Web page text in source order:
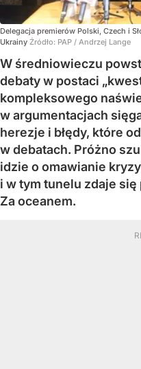
Delegacja premierów Polski, Czech i
Ukrainy Źródło: PAP / Andrzej Lange
W średniowieczu
debaty w postaci
kompleksowego
w argumentacjach
herezje i błędy, które
w debatach. Próżno
idzie o omawianie
i w tym tunelu zdaje się
Za oceanem.